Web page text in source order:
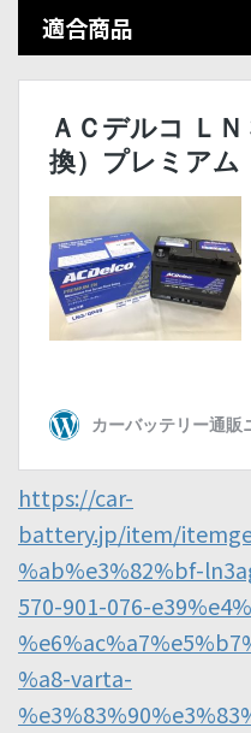
適合商品
https://car-
battery.jp/item/
%ab%e3%82%bf-
570-901-076-
%a8-varta-